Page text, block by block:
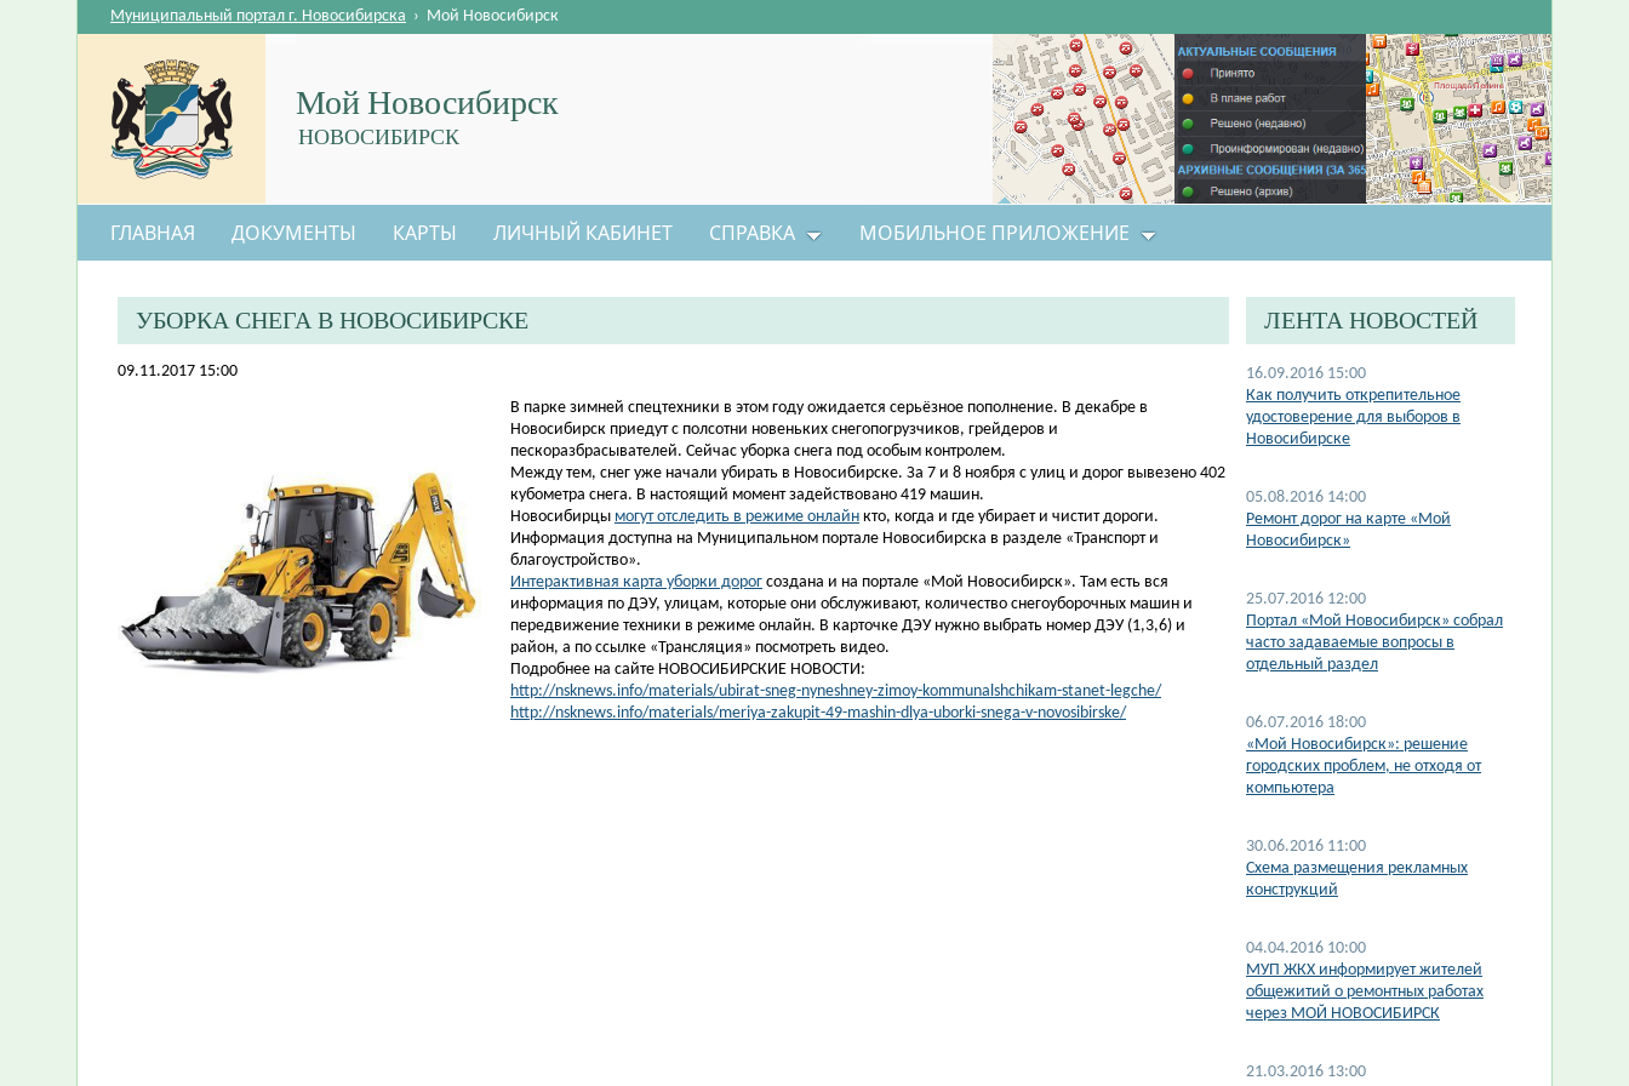
Мой Новосибирск
НОВОСИБИРСК
Муниципальный портал г. Новосибирска › Мой Новосибирск
ГЛАВНАЯ ДОКУМЕНТЫ КАРТЫ ЛИЧНЫЙ КАБИНЕТ СПРАВКА МОБИЛЬНОЕ ПРИЛОЖЕНИЕ
УБОРКА СНЕГА В НОВОСИБИРСКЕ
09.11.2017 15:00
​В парке зимней спецтехники в этом году ожидается серьёзное пополнение. В декабре в
Новосибирск приедут с полсотни новеньких снегопогрузчиков, грейдеров и
пескоразбрасывателей. Сейчас уборка снега под особым контролем.
Между тем, снег уже начали убирать в Новосибирске. За 7 и 8 ноября с улиц и дорог вывезено 402
кубометра снега. В настоящий момент задействовано 419 машин.
Новосибирцы могут отследить в режиме онлайн кто, когда и где убирает и чистит дороги.
Информация доступна на Муниципальном портале Новосибирска в разделе «Транспорт и
благоустройство».
Интерактивная карта уборки дорог создана и на портале «Мой Новосибирск». Там есть вся
информация по ДЭУ, улицам, которые они обслуживают, количество снегоуборочных машин и
передвижение техники в режиме онлайн. В карточке ДЭУ нужно выбрать номер ДЭУ (1,3,6) и
район, а по ссылке «Трансляция» посмотреть видео.
Подробнее на сайте НОВОСИБИРСКИЕ НОВОСТИ:
http://nsknews.info/materials/ubirat-sneg-nyneshney-zimoy-kommunalshchikam-stanet-legche/
http://nsknews.info/materials/meriya-zakupit-49-mashin-dlya-uborki-snega-v-novosibirske/
ЛЕНТА НОВОСТЕЙ
16.09.2016 15:00
Как получить открепительное
удостоверение для выборов в
Новосибирске
05.08.2016 14:00
Ремонт дорог на карте «Мой
Новосибирск»
25.07.2016 12:00
Портал «Мой Новосибирск» собрал
часто задаваемые вопросы в
отдельный раздел
06.07.2016 18:00
«Мой Новосибирск»: решение
городских проблем, не отходя от
компьютера
30.06.2016 11:00
Схема размещения рекламных
конструкций
04.04.2016 10:00
МУП ЖКХ информирует жителей
общежитий о ремонтных работах
через МОЙ НОВОСИБИРСК
21.03.2016 13:00